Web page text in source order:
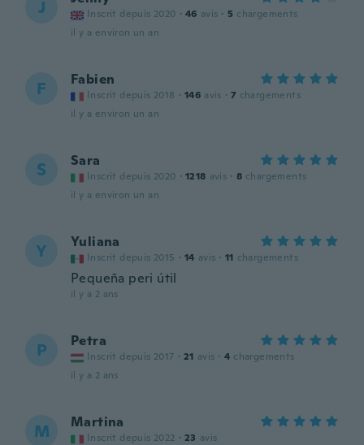
J Inscrit depuis 2020 · 46 avis · 5 chargements
il y a environ un an
F Fabien
Inscrit depuis 2018 · 146 avis · 7 chargements
il y a environ un an
S Sara
Inscrit depuis 2020 · 1218 avis · 8 chargements
il y a environ un an
Y Yuliana
Inscrit depuis 2015 · 14 avis · 11 chargements
Pequeña peri útil
il y a 2 ans
P Petra
Inscrit depuis 2017 · 21 avis · 4 chargements
il y a 2 ans
M Martina
Inscrit depuis 2022 · 23 avis